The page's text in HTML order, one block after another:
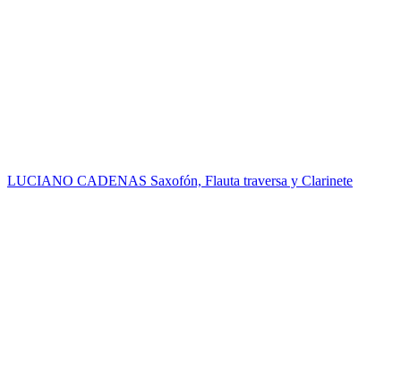
LUCIANO CADENAS Saxofón, Flauta traversa y Clarinete